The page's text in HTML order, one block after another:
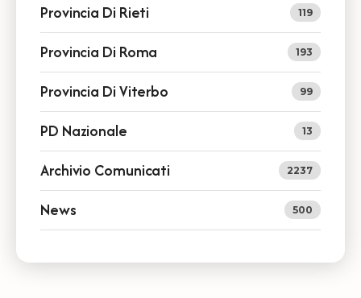
Provincia Di Rieti 119
Provincia Di Roma 193
Provincia Di Viterbo 99
PD Nazionale 13
Archivio Comunicati 2237
News 500